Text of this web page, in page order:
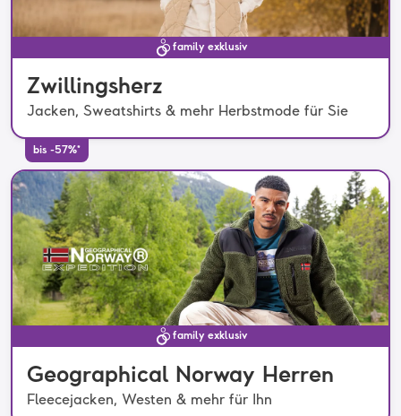
family exklusiv
Zwillingsherz
Jacken, Sweatshirts & mehr Herbstmode für Sie
bis -57%*
family exklusiv
Geographical Norway Herren
Fleecejacken, Westen & mehr für Ihn